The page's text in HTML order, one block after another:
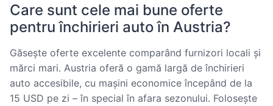
Care sunt cele mai bune oferte
pentru închirieri auto în Austria?
Găsește oferte excelente comparând furnizori locali și
mărci mari. Austria oferă o gamă largă de închirieri
auto accesibile, cu mașini economice începând de la
15 USD pe zi – în special în afara sezonului. Folosește